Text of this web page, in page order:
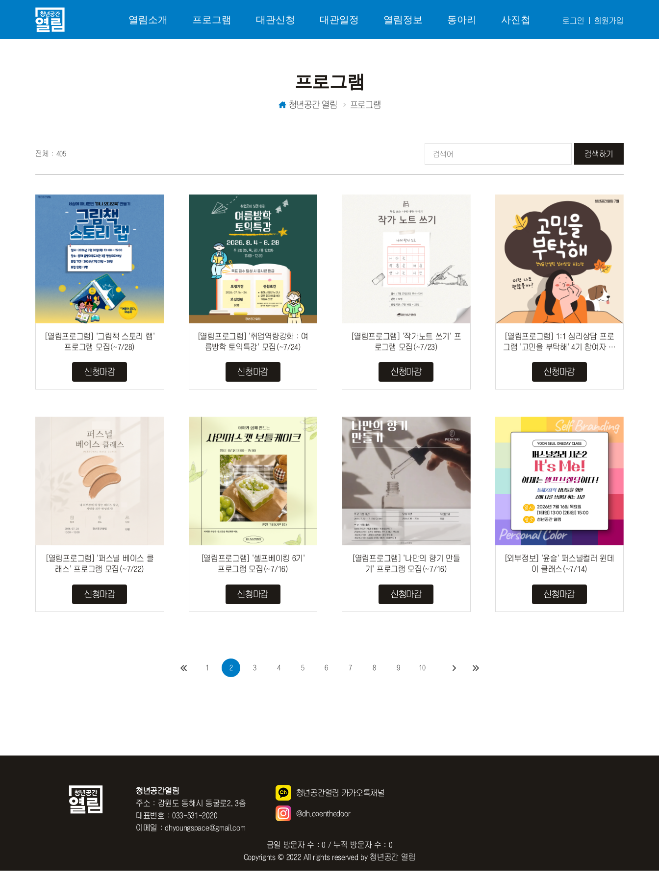
열림소개 프로그램 대관신청 대관일정 열림정보 동아리 사진첩 로그인 회원가입
프로그램
청년공간 열림 프로그램
전체 : 405 검색하기
[열림프로그램] '그림책 스토리 랩'
프로그램 모집(~7/28)
신청마감
[열림프로그램] '취업역량강화 : 여
름방학 토익특강' 모집(~7/24)
신청마감
[열림프로그램] '작가노트 쓰기' 프
로그램 모집(~7/23)
신청마감
[열림프로그램] 1:1 심리상담 프로
그램 '고민을 부탁해' 4기 참여자 모
신청마감
[열림프로그램] '퍼스널 베이스 클
래스' 프로그램 모집(~7/22)
신청마감
[열림프로그램] '셀프베이킹 6기'
프로그램 모집(~7/16)
신청마감
[열림프로그램] '나만의 향기 만들
기' 프로그램 모집(~7/16)
신청마감
[외부정보] '윤슬' 퍼스널컬러 윈데
이 클래스(~7/14)
신청마감
1 2 3 4 5 6 7 8 9 10
청년공간열림
주소 : 강원도 동해시 동굴로2, 3층
대표번호 : 033-531-2020
이메일 : dhyoungspace@gmail.com
청년공간열림 카카오톡채널
@dh.openthedoor
금일 방문자 수 : 0 / 누적 방문자 수 : 0
Copyrights © 2022 All rights reserved by 청년공간 열림